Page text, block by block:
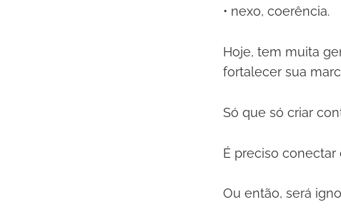
• nexo, coerência.
Hoje, tem muita
fortalecer sua
Só que só criar
É preciso
Ou então, será